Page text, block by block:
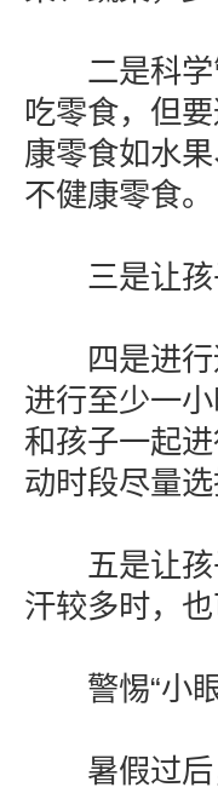
二是科学
吃零食，但
康零食如水
不健康零食。
三是让孩
四是进行
进行至少一
和孩子一起
动时段尽量
五是让孩
汗较多时，
警惕“小眼
暑假过后